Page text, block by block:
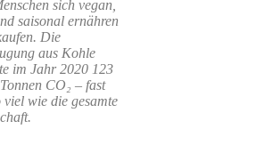
sich vegan,
saisonal ernähren
Die
aus Kohle
im Jahr 2020 123
CO₂ – fast
viel wie die gesamte